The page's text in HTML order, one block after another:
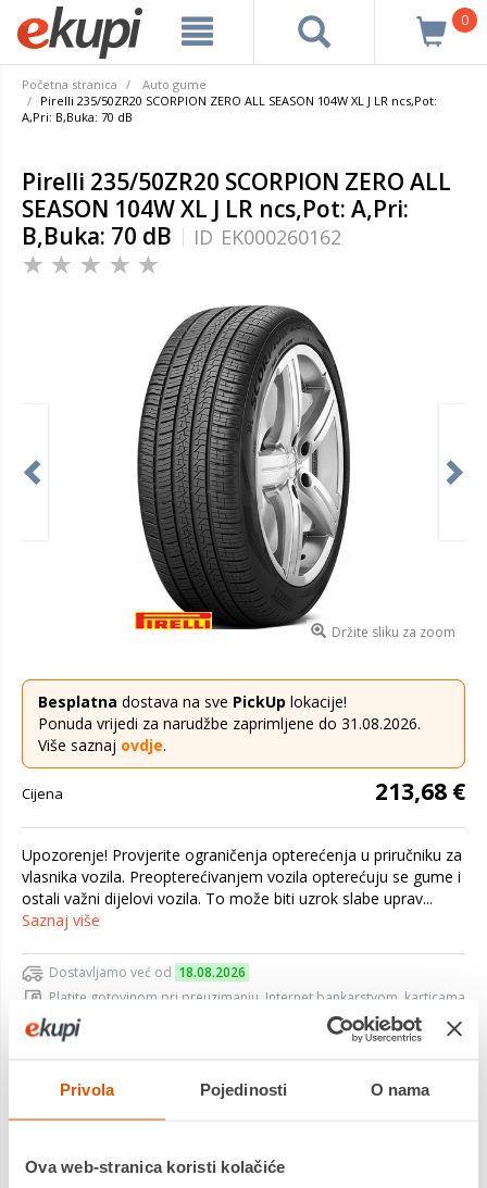
Privola Pojedinosti O nama
Ova web-stranica koristi kolačiće
0
Početna stranica
Auto gume
Pirelli 235/50ZR20 SCORPION ZERO ALL SEASON 104W XL J LR ncs,Pot:
A,Pri: B,Buka: 70 dB
Pirelli 235/50ZR20 SCORPION ZERO ALL
SEASON 104W XL J LR ncs,Pot: A,Pri:
B,Buka: 70 dB
ID EK000260162
Držite sliku za zoom
Besplatna dostava na sve PickUp lokacije!
Ponuda vrijedi za narudžbe zaprimljene do 31.08.2026.
Više saznaj ovdje.
Cijena 213,68 €
Upozorenje! Provjerite ograničenja opterećenja u priručniku za
vlasnika vozila. Preopterećivanjem vozila opterećuju se gume i
ostali važni dijelovi vozila. To može biti uzrok slabe uprav...
Saznaj više
Dostavljamo već od 18.08.2026
Platite gotovinom pri preuzimanju, Internet bankarstvom, karticama
Povrat robe moguć unutar 14 dana